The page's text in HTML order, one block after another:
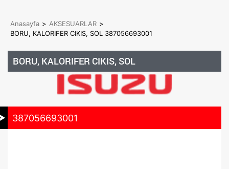
Anasayfa > AKSESUARLAR >
BORU, KALORIFER CIKIS, SOL 387056693001
BORU, KALORIFER CIKIS, SOL
387056693001